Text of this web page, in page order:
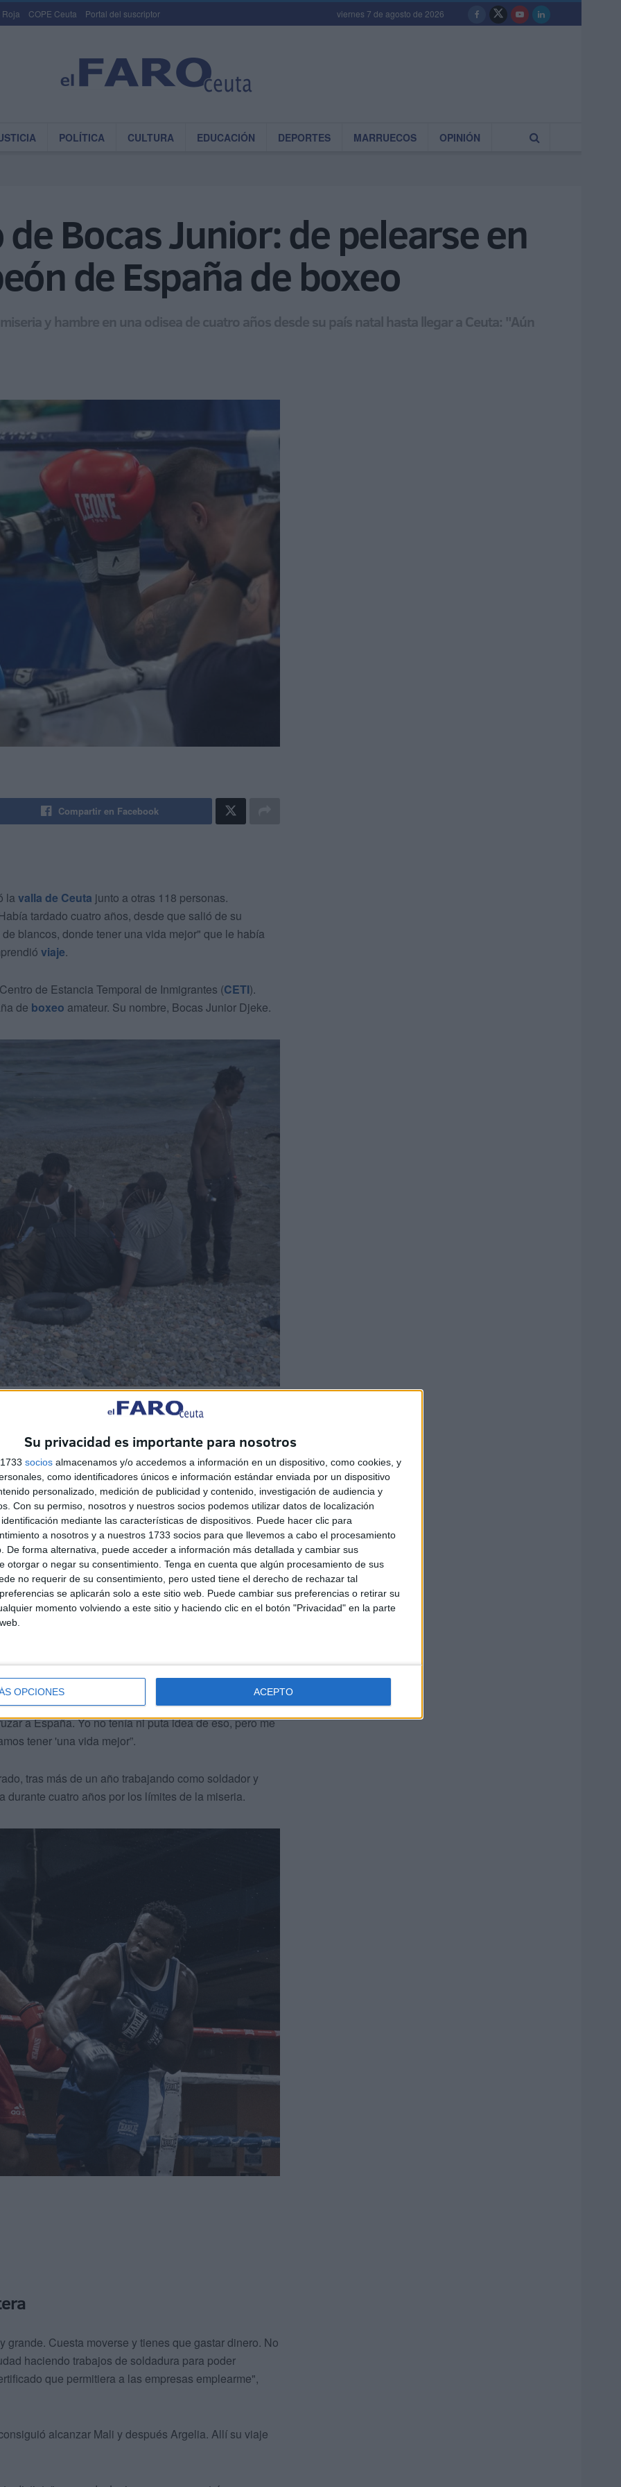
Su privacidad es importante para nosotros
socios almacenamos y/o accedemos a información en un dispositivo, como cookies, y
como identificadores únicos e información estándar enviada por un dispositivo
personalizado, medición de publicidad y contenido, investigación de audiencia y
Con su permiso, nosotros y nuestros socios podemos utilizar datos de localización
mediante las características de dispositivos. Puede hacer clic para
a nosotros y a nuestros 1733 socios para que llevemos a cabo el procesamiento
De forma alternativa, puede acceder a información más detallada y cambiar sus
otorgar o negar su consentimiento. Tenga en cuenta que algún procesamiento de sus
no requerir de su consentimiento, pero usted tiene el derecho de rechazar tal
se aplicarán solo a este sitio web. Puede cambiar sus preferencias o retirar su
momento volviendo a este sitio y haciendo clic en el botón "Privacidad" en la parte
OPCIONES ACEPTO
Roja COPE Ceuta Portal del suscriptor viernes 7 de agosto de 2026
POLÍTICA CULTURA EDUCACIÓN DEPORTES MARRUECOS OPINIÓN
Bocas Junior: de pelearse en
de España de boxeo
y hambre en una odisea de cuatro años desde su país natal hasta llegar a Ceuta: "Aún
Compartir en Facebook
la valla de Ceuta junto a otras 118 personas.
tardado cuatro años, desde que salió de su
blancos, donde tener una vida mejor" que le había
viaje.
de Estancia Temporal de Inmigrantes (CETI).
de boxeo amateur. Su nombre, Bocas Junior Djeke.
la vida el carácter del deportista camerunés que vivía
separados, estaba en casa con mis cuatro hermanas
a comprar "sacos de cacahuetes y aguacates" tres
que no iba a la escuela, aprendió a soldar con
de dinerito", rememora.
a ir a Nigeria a comprar zapatillas deportivas y
docena recién cumplida, cuando recibió la primera
con él a trabajar y que nos iría mejor, pero no lo vi
de ganancia".
complejo, pero también más prometedor. "Me vino
a España. Yo no tenía ni puta idea de eso, pero me
tener 'una vida mejor”.
tras más de un año trabajando como soldador y
cuatro años por los límites de la miseria.
Cuesta moverse y tienes que gastar dinero. No
haciendo trabajos de soldadura para poder
que permitiera a las empresas emplearme",
alcanzar Mali y después Argelia. Allí su viaje